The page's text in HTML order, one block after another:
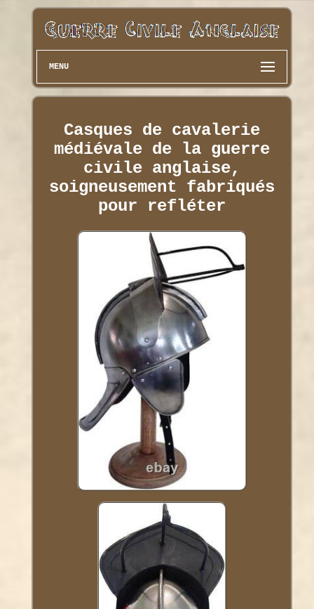
MENU
Casques de cavalerie
médiévale de la guerre
civile anglaise,
soigneusement fabriqués
pour refléter